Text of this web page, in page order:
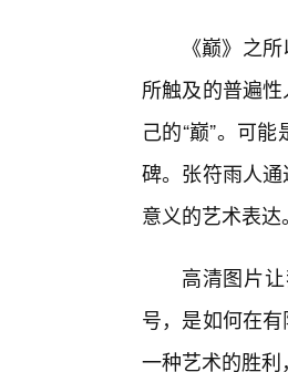
《巅》之
所触及的普遍
己的“巅”。可
碑。张符雨人
意义的艺术表达。
高清图片
号，是如何在
一种艺术的胜利